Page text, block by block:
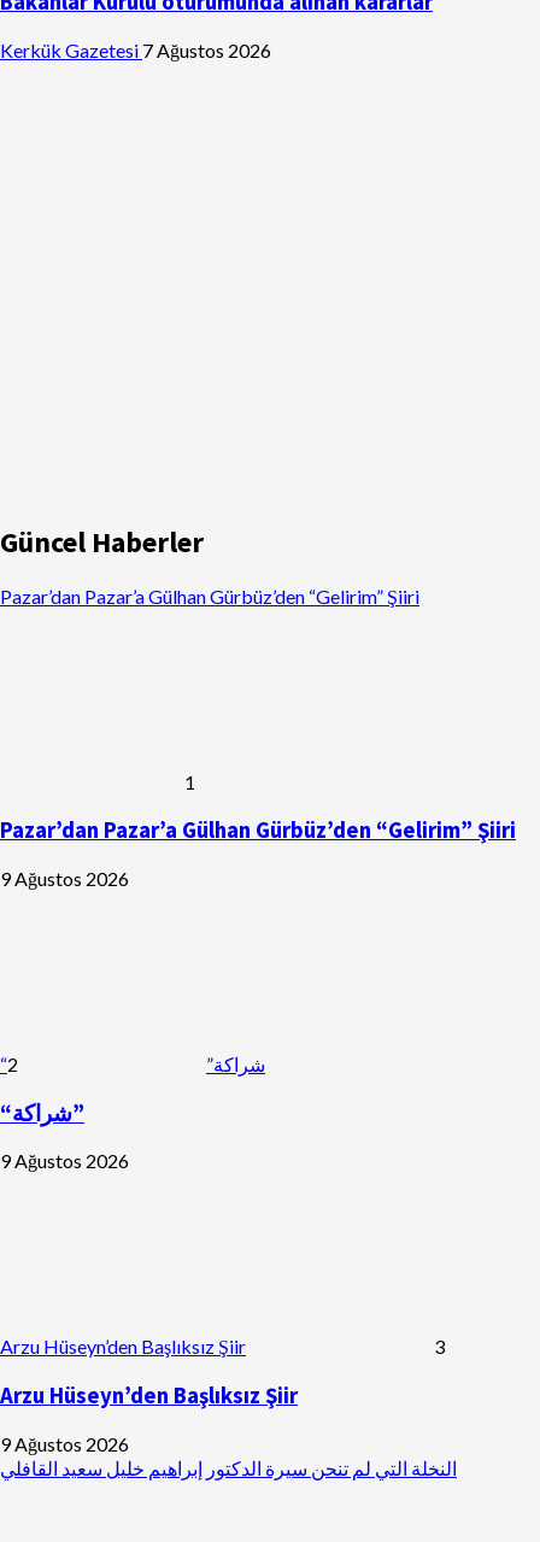
Kerkük Gazetesi 7 Ağustos 2026
Güncel Haberler
Pazar’dan Pazar’a Gülhan Gürbüz’den “Gelirim” Şiiri
1
Pazar’dan Pazar’a Gülhan Gürbüz’den “Gelirim” Şiiri
9 Ağustos 2026
“شراكة” 2
“شراكة”
9 Ağustos 2026
Arzu Hüseyn’den Başlıksız Şiir 3
Arzu Hüseyn’den Başlıksız Şiir
9 Ağustos 2026
النخلة التي لم تنحن سيرة الدكتور إبراهيم خليل سعيد القافلي